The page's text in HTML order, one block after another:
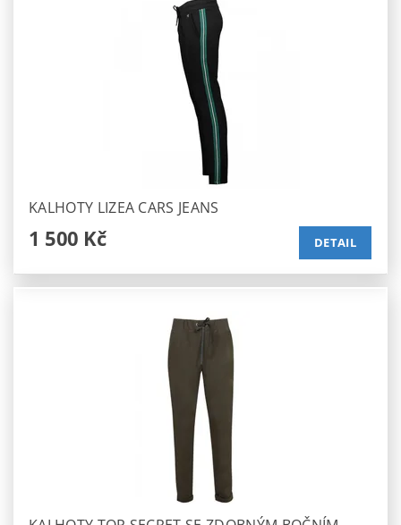
KALHOTY LIZEA CARS JEANS
1 500 Kč DETAIL